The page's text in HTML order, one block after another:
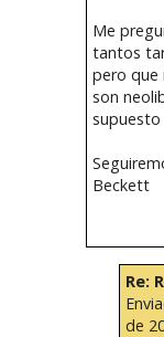
Me
tantos
pero que
son
supuesto
Beckett
Re:
de